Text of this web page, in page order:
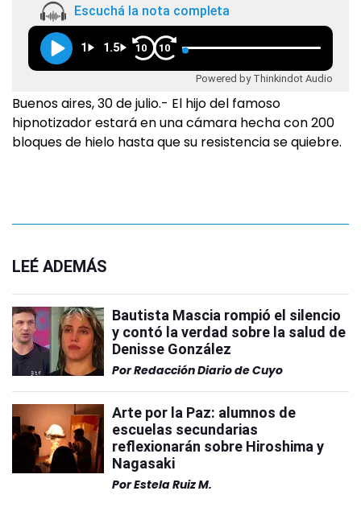
Escuchá la nota completa
1 1.5 10 10
Powered by Thinkindot Audio
Buenos aires, 30 de julio.- El hijo del famoso
hipnotizador estará en una cámara hecha con 200
bloques de hielo hasta que su resistencia se quiebre.
LEÉ ADEMÁS
Bautista Mascia rompió el silencio
y contó la verdad sobre la salud de
Denisse González
PorRedacción Diario de Cuyo
Arte por la Paz: alumnos de
escuelas secundarias
reflexionarán sobre Hiroshima y
Nagasaki
PorEstela Ruiz M.